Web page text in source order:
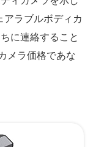
アラブルボディカ
に連絡すること
メラ価格であな